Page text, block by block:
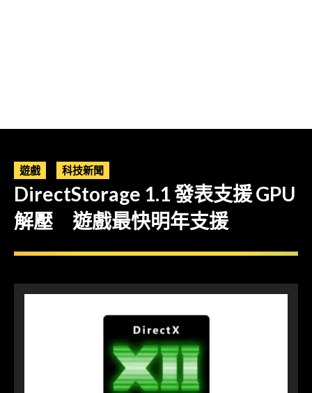
遊戲 科技新聞
DirectStorage 1.1 發表支援 GPU
解壓 遊戲最快明年支援